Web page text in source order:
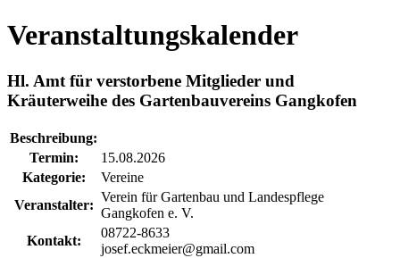
Veranstaltungskalender
Hl. Amt für verstorbene Mitglieder und
Kräuterweihe des Gartenbauvereins Gangkofen
Beschreibung:
Termin:
15.08.2026
Kategorie:
Vereine
Veranstalter:
Verein für Gartenbau und Landespflege
Gangkofen e. V.
Kontakt:
08722-8633
josef.eckmeier@gmail.com